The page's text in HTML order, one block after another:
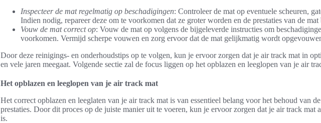
Inspecteer de mat regelmatig op beschadigingen: Controleer de mat op eventuele scheuren,
Indien nodig, repareer deze om te voorkomen dat ze groter worden en de prestaties van de mat
Vouw de mat correct op: Vouw de mat op volgens de bijgeleverde instructies om
voorkomen. Vermijd scherpe vouwen en zorg ervoor dat de mat gelijkmatig wordt
Door deze reinigings- en onderhoudstips op te volgen, kun je ervoor zorgen dat je air track mat in
en vele jaren meegaat. Volgende sectie zal de focus liggen op het opblazen en leeglopen van je air
Het opblazen en leeglopen van je air track mat
Het correct opblazen en leeglaten van je air track mat is van essentieel belang voor het behoud van
prestaties. Door dit proces op de juiste manier uit te voeren, kun je ervoor zorgen dat je air track mat
is.